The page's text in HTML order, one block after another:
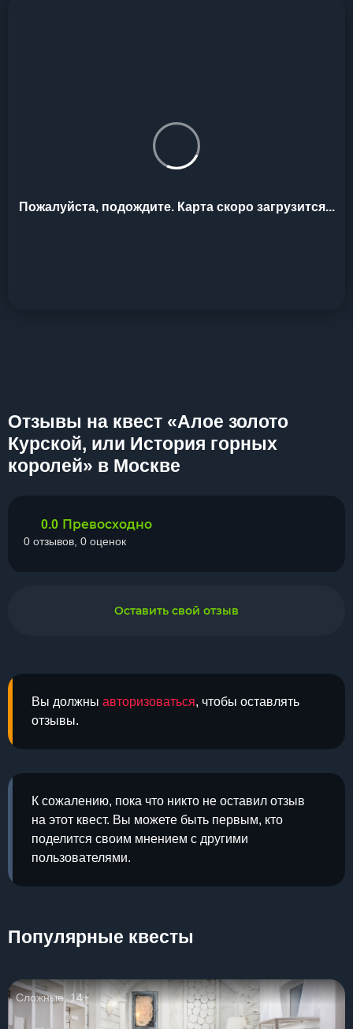
Пожалуйста, подождите. Карта скоро загрузится...
Отзывы на квест «Алое золото
Курской, или История горных
королей» в Москве
Вы должны авторизоваться, чтобы оставлять
отзывы.
К сожалению, пока что никто не оставил отзыв
на этот квест. Вы можете быть первым, кто
поделится своим мнением с другими
пользователями.
0.0 Превосходно
0 отзывов, 0 оценок
Оставить свой отзыв
Популярные квесты
Сложные, 14+